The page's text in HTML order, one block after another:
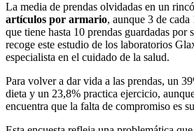
La media de prendas olvidadas en un
artículos por armario, aunque 3 de cada
que tiene hasta 10 prendas guardadas por
recoge este estudio de los laboratorios
especialista en el cuidado de la salud.
Para volver a dar vida a las prendas, un
dieta y un 23,8% practica ejercicio,
encuentra que la falta de compromiso es